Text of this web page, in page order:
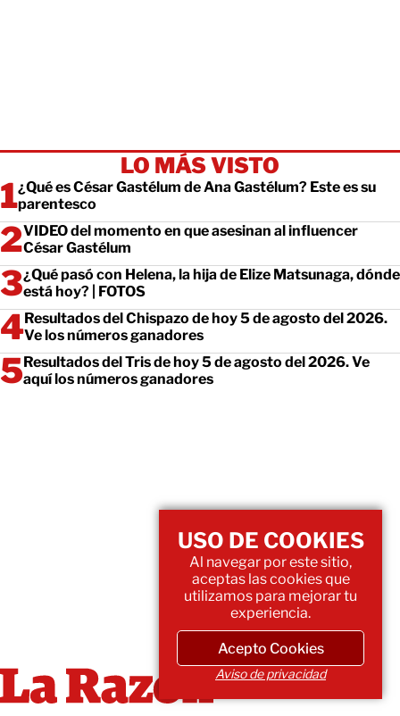
LO MÁS VISTO
¿Qué es César Gastélum de Ana Gastélum? Este es su
parentesco
VIDEO del momento en que asesinan al influencer
César Gastélum
¿Qué pasó con Helena, la hija de Elize Matsunaga, dónde
está hoy? | FOTOS
Resultados del Chispazo de hoy 5 de agosto del 2026.
Ve los números ganadores
Resultados del Tris de hoy 5 de agosto del 2026. Ve
aquí los números ganadores
USO DE COOKIES
Al navegar por este sitio,
aceptas las cookies que
utilizamos para mejorar tu
experiencia.
Acepto Cookies
Aviso de privacidad